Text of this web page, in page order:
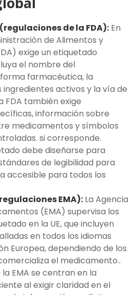
de la FDA): En
de Alimentos y
exige un etiquetado
el nombre del
farmacéutica, la
activos y la vía de
FDA también exige
información sobre
medicamentos y símbolos
si corresponde.
debe diseñarse para
de legibilidad para
accesible para todos los
EMA): La Agencia
(EMA) supervisa los
en la UE, que incluyen
en todos los idiomas
Europea, dependiendo de los
el medicamento..
EMA se centran en la
al exigir claridad en el